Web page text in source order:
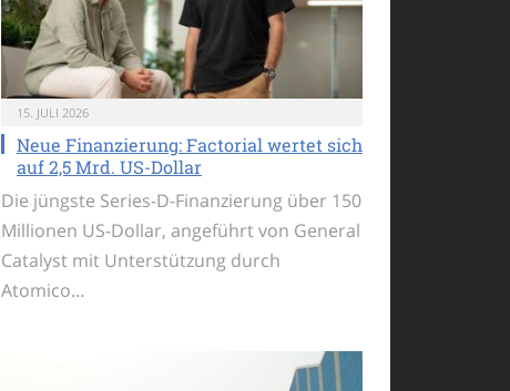
15. JULI 2026
Neue Finanzierung: Factorial wertet sich
auf 2,5 Mrd. US-Dollar
Die jüngste Series-D-Finanzierung über 150
Millionen US-Dollar, angeführt von General
Catalyst mit Unterstützung durch
Atomico…